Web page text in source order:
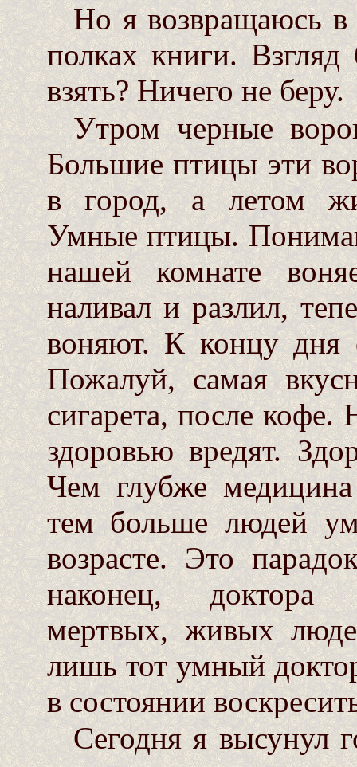
Но я возвращаюсь в
полках книги.
взять? Ничего не беру.
Утром черные
Большие птицы эти
в город, а летом
Умные птицы.
нашей комнате
наливал и разлил,
воняют. К концу дня
Пожалуй, самая
сигарета, после кофе.
здоровью вредят.
Чем глубже
тем больше людей
возрасте. Это
наконец, доктора
мертвых, живых
лишь тот умный
в состоянии
Сегодня я высунул